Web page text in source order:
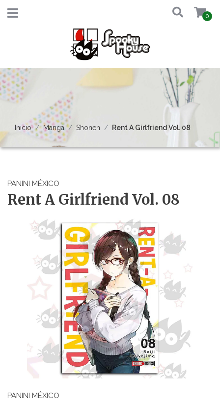
0
Inicio Manga Shonen Rent A Girlfriend Vol. 08
PANINI MÉXICO
Rent A Girlfriend Vol. 08
PANINI MÉXICO